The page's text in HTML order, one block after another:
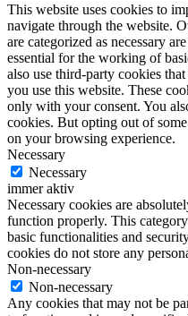
This website uses cookies to
navigate through the website.
are categorized as necessary
essential for the working of
also use third-party cookies
you use this website. These
only with your consent. You
cookies. But opting out of
on your browsing experience.
Necessary
Necessary
immer aktiv
Necessary cookies are
function properly. This
basic functionalities and
cookies do not store any
Non-necessary
Non-necessary
Any cookies that may not be